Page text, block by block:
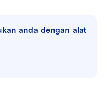
anda dengan alat